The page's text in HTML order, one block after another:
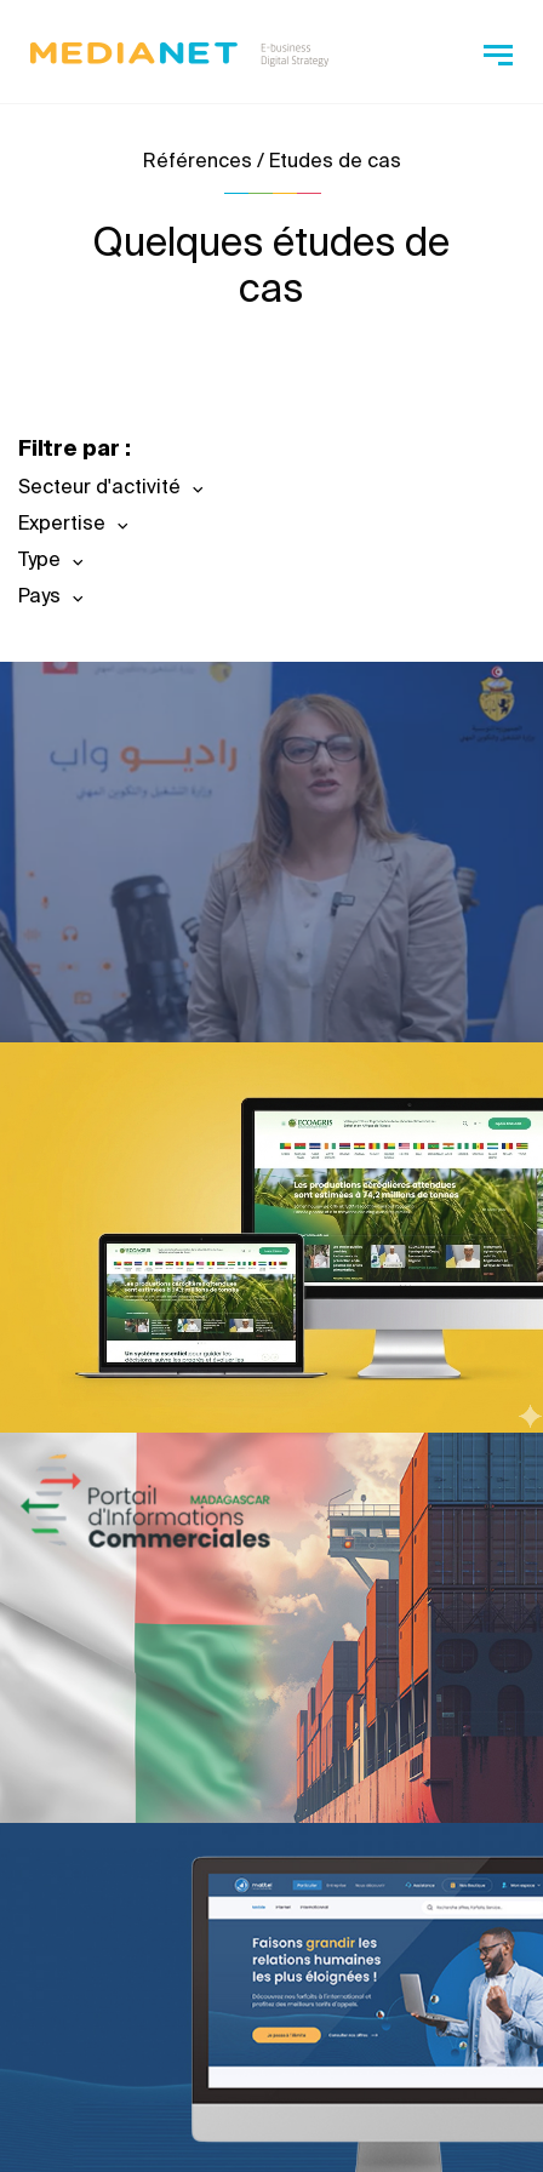
Références / Etudes de cas
Quelques études de
cas
Filtre par :
Secteur d'activité
Expertise
Type
Pays